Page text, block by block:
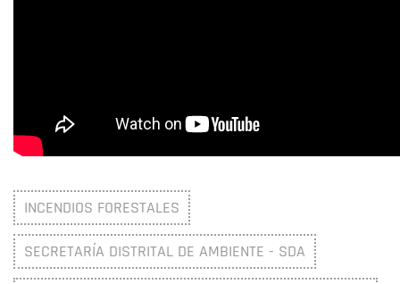
INCENDIOS FORESTALES
SECRETARÍA DISTRITAL DE AMBIENTE - SDA